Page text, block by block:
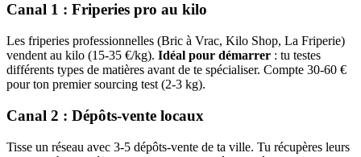
Canal 1 : Friperies pro au kilo
Les friperies professionnelles (Bric à Vrac, Kilo Shop, La Friperie)
vendent au kilo (15-35 €/kg). Idéal pour démarrer : tu testes
différents types de matières avant de te spécialiser. Compte 30-60 €
pour ton premier sourcing test (2-3 kg).
Canal 2 : Dépôts-vente locaux
Tisse un réseau avec 3-5 dépôts-vente de ta ville. Tu récupères leurs